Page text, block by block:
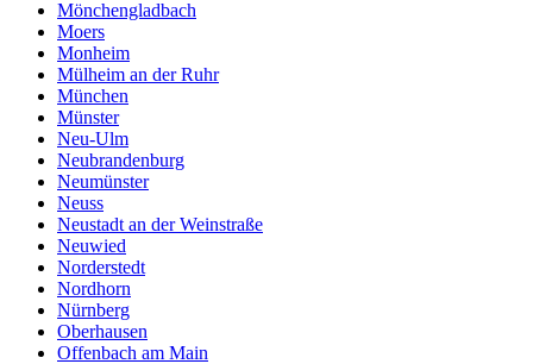
Mönchengladbach
Moers
Monheim
Mülheim an der Ruhr
München
Münster
Neu-Ulm
Neubrandenburg
Neumünster
Neuss
Neustadt an der Weinstraße
Neuwied
Norderstedt
Nordhorn
Nürnberg
Oberhausen
Offenbach am Main